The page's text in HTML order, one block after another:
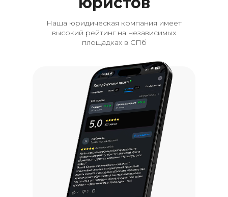
Наша юридическая компания имеет
высокий рейтинг на независимых
площадках в СПб